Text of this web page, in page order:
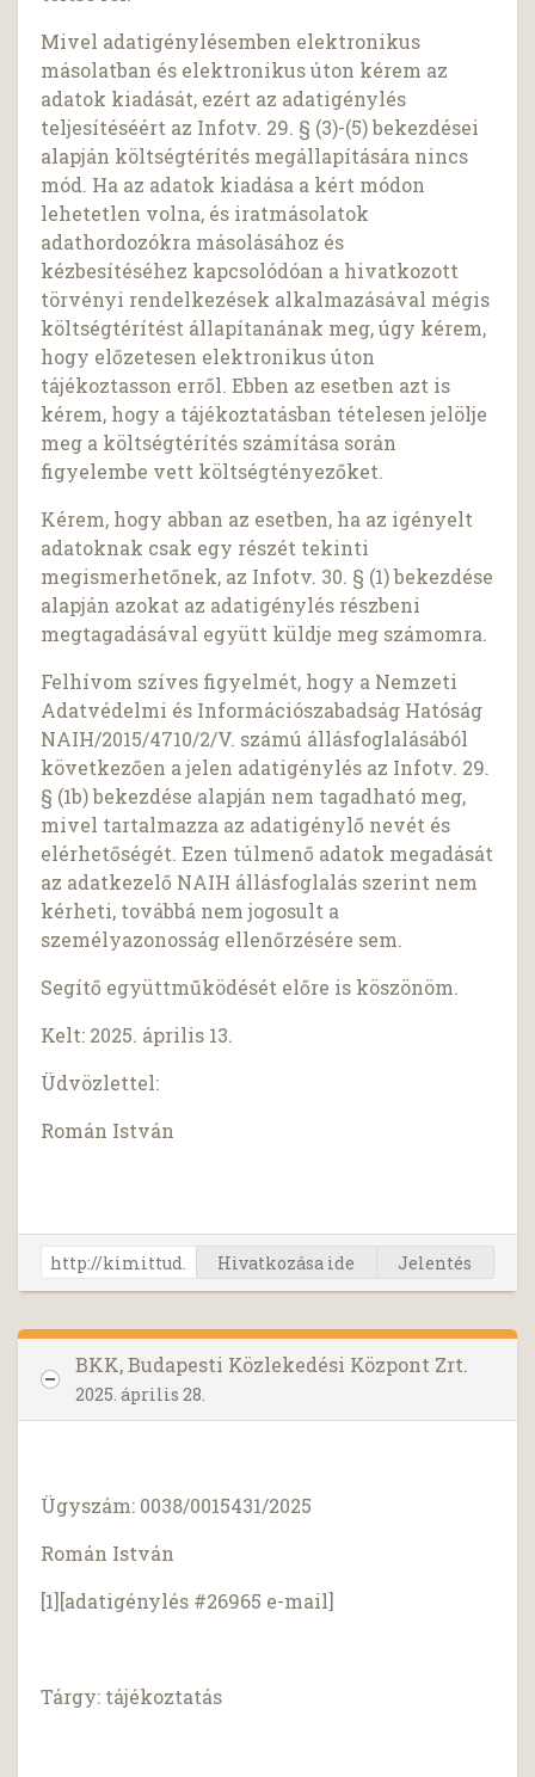
Mivel adatigénylésemben elektronikus
másolatban és elektronikus úton kérem az
adatok kiadását, ezért az adatigénylés
teljesítéséért az Infotv. 29. § (3)-(5) bekezdései
alapján költségtérítés megállapítására nincs
mód. Ha az adatok kiadása a kért módon
lehetetlen volna, és iratmásolatok
adathordozókra másolásához és
kézbesítéséhez kapcsolódóan a hivatkozott
törvényi rendelkezések alkalmazásával mégis
költségtérítést állapítanának meg, úgy kérem,
hogy előzetesen elektronikus úton
tájékoztasson erről. Ebben az esetben azt is
kérem, hogy a tájékoztatásban tételesen jelölje
meg a költségtérítés számítása során
figyelembe vett költségtényezőket.
Kérem, hogy abban az esetben, ha az igényelt
adatoknak csak egy részét tekinti
megismerhetőnek, az Infotv. 30. § (1) bekezdése
alapján azokat az adatigénylés részbeni
megtagadásával együtt küldje meg számomra.
Felhívom szíves figyelmét, hogy a Nemzeti
Adatvédelmi és Információszabadság Hatóság
NAIH/2015/4710/2/V. számú állásfoglalásából
következően a jelen adatigénylés az Infotv. 29.
§ (1b) bekezdése alapján nem tagadható meg,
mivel tartalmazza az adatigénylő nevét és
elérhetőségét. Ezen túlmenő adatok megadását
az adatkezelő NAIH állásfoglalás szerint nem
kérheti, továbbá nem jogosult a
személyazonosság ellenőrzésére sem.
Segítő együttműködését előre is köszönöm.
Kelt: 2025. április 13.
Üdvözlettel:
Román István
Hivatkozása ide Jelentés
BKK, Budapesti Közlekedési Központ Zrt.
2025. április 28.
Ügyszám: 0038/0015431/2025
Román István
[1][adatigénylés #26965 e-mail]
Tárgy: tájékoztatás